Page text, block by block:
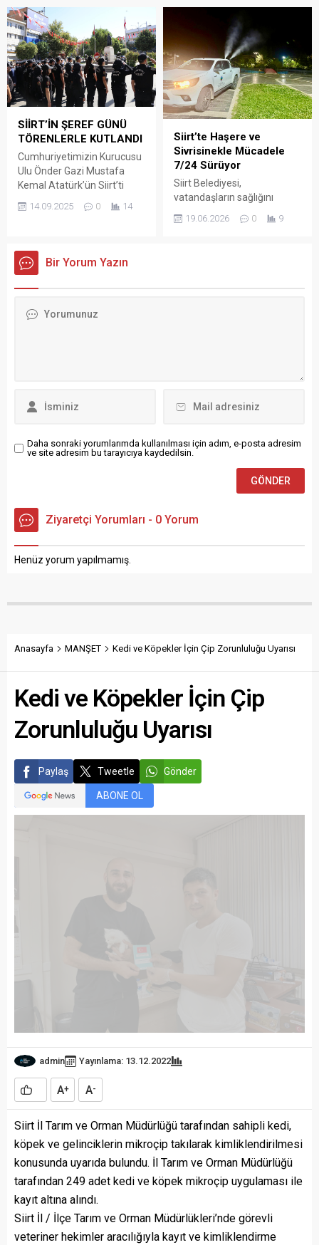
geldi. Vali
Hacıbektaşoğlu, Siirt Kızlar
Tepesi Parkı’nda
düzenlenen programda,
gazetecilerle görüştü,
onların bu anlamlı gününü
kutladı.
HATIRALARI YAŞATILIYOR.
SİİRT’İN ŞEREF GÜNÜ
TÖRENLERLE KUTLANDI
Cumhuriyetimizin Kurucusu
Ulu Önder Gazi Mustafa
Kemal Atatürk’ün Siirt’ti
Cumhuriyetimizin kurucusu
Kolordu Komutanı iken,
ilimize teşrifleri nedeniyle,
14 Eylül Siirt Şeref günü
14.09.2025 0 14
Siirt’te Haşere ve
Sivrisinekle Mücadele
7/24 Sürüyor
Siirt Belediyesi,
vatandaşların sağlığını
korumak amacıyla kent
genelinde sinek, haşere ve
gündüz esasına göre
19.06.2026 0 9
Bir Yorum Yazın
Daha sonraki yorumlarımda kullanılması için adım, e-posta adresim
ve site adresim bu tarayıcıya kaydedilsin.
Ziyaretçi Yorumları - 0 Yorum
Henüz yorum yapılmamış.
Anasayfa MANŞET Kedi ve Köpekler İçin Çip Zorunluluğu Uyarısı
Kedi ve Köpekler İçin Çip
Zorunluluğu Uyarısı
Paylaş Tweetle Gönder
ABONE OL
admin Yayınlama: 13.12.2022
A+ A-
Siirt İl Tarım ve Orman Müdürlüğü tarafından sahipli kedi,
köpek ve gelinciklerin mikroçip takılarak kimliklendirilmesi
konusunda uyarıda bulundu. İl Tarım ve Orman Müdürlüğü
tarafından 249 adet kedi ve köpek mikroçip uygulaması ile
kayıt altına alındı.
Siirt İl / İlçe Tarım ve Orman Müdürlükleri’nde görevli
veteriner hekimler aracılığıyla kayıt ve kimliklendirme